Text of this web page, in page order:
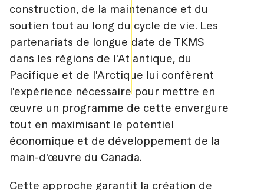
construction, de la maintenance et du
soutien tout au long du cycle de vie. Les
partenariats de longue date de TKMS
dans les régions de l'Atlantique, du
Pacifique et de l'Arctique lui confèrent
l'expérience nécessaire pour mettre en
œuvre un programme de cette envergure
tout en maximisant le potentiel
économique et de développement de la
main-d'œuvre du Canada.
Cette approche garantit la création de